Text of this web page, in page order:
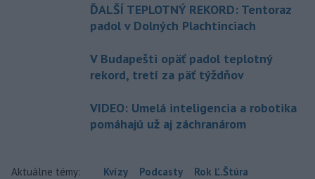
ĎALŠÍ TEPLOTNÝ REKORD: Tentoraz
padol v Dolných Plachtinciach
V Budapešti opäť padol teplotný
rekord, tretí za päť týždňov
VIDEO: Umelá inteligencia a robotika
pomáhajú už aj záchranárom
Aktuálne témy: Kvízy Podcasty Rok Ľ.Štúra